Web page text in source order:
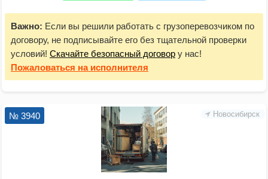
Важно: Если вы решили работать с грузоперевозчиком по
договору, не подписывайте его без тщательной проверки
условий! Скачайте безопасный договор у нас!
Пожаловаться на исполнителя
Новосибирск
№ 3940